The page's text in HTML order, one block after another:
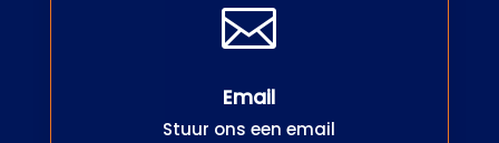

Email
Stuur ons een email